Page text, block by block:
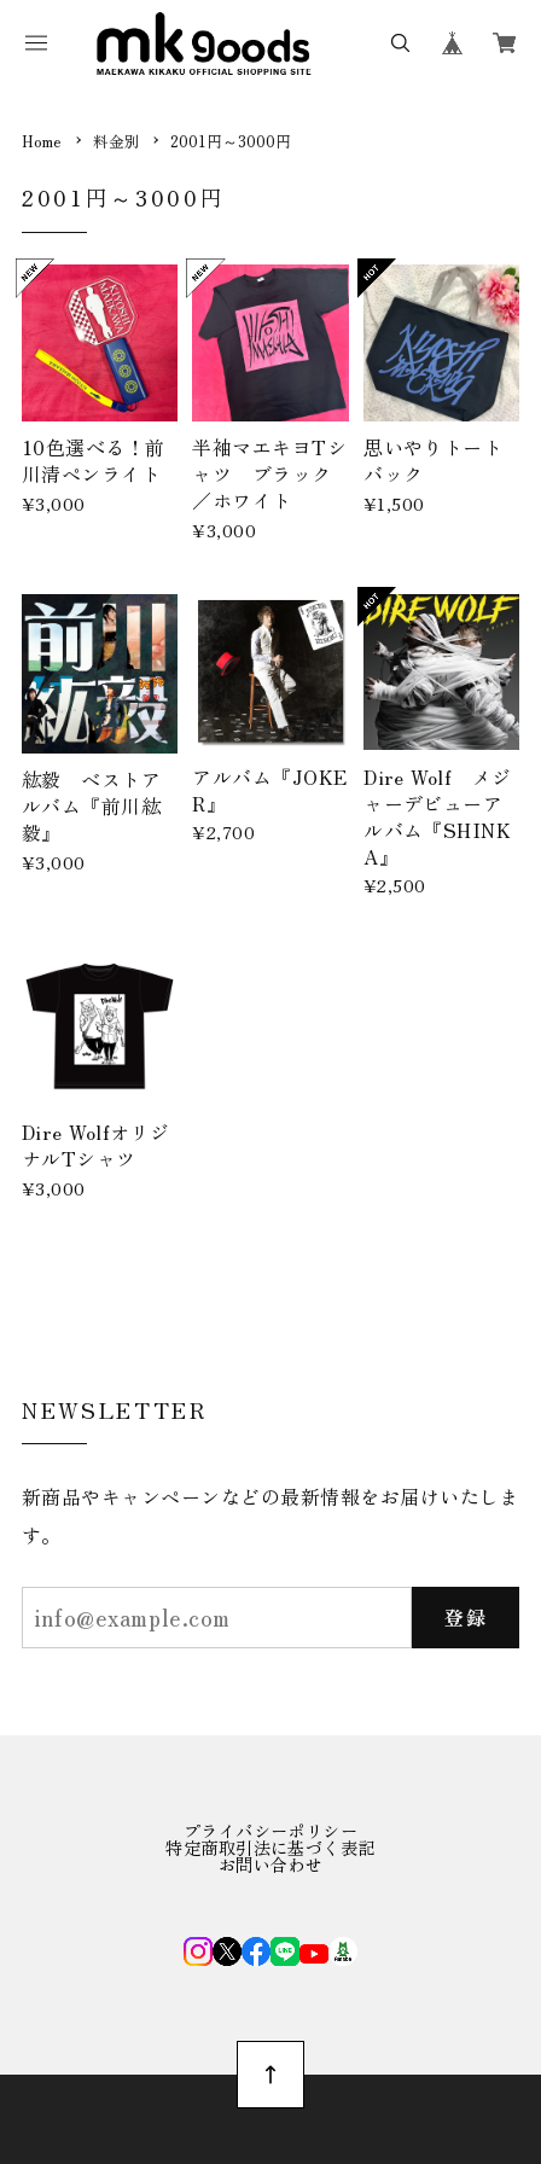
Home 料金別 2001円～3000円
2001円～3000円
10色選べる！前
川清ペンライト
¥3,000
半袖マエキヨTシ
ャツ ブラック
／ホワイト
¥3,000
思いやりトート
バック
¥1,500
紘毅 ベストア
ルバム『前川紘
毅』
¥3,000
アルバム『JOKE
R』
¥2,700
Dire Wolf メジ
ャーデビューア
ルバム『SHINK
A』
¥2,500
Dire Wolfオリジ
ナルTシャツ
¥3,000
NEWSLETTER
新商品やキャンペーンなどの最新情報をお届けいたしま
す。
登録
プライバシーポリシー
特定商取引法に基づく表記
お問い合わせ